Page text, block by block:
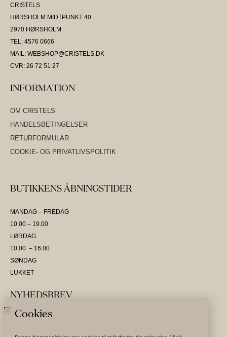
CRISTELS
HØRSHOLM MIDTPUNKT 40
2970 HØRSHOLM
TEL: 4576 0666
MAIL: WEBSHOP@CRISTELS.DK
CVR: 26 72 51 27
INFORMATION
OM CRISTELS
HANDELSBETINGELSER
RETURFORMULAR
COOKIE- OG PRIVATLIVSPOLITIK
BUTIKKENS ÅBNINGSTIDER
MANDAG – FREDAG
10.00 – 19.00
LØRDAG
10.00 – 16.00
SØNDAG
LUKKET
NYHEDSBREV
Cookies